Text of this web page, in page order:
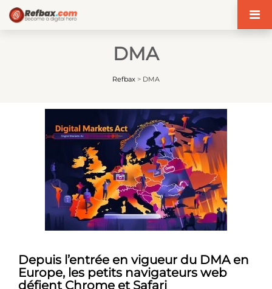
DMA
Refbax > DMA
Depuis l’entrée en vigueur du DMA en
Europe, les petits navigateurs web
défient Chrome et Safari
Panneau de gestion des cookies